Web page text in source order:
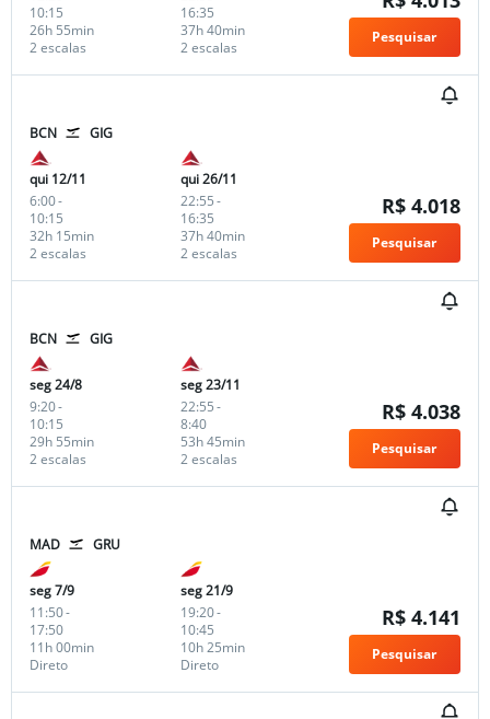
10:15
2 escalas
26h 55min
16:35
2 escalas
37h 40min Pesquisar
BCN GIG
qui 12/11
6:00-
10:15
2 escalas
32h 15min
qui 26/11
22:55-
16:35
2 escalas
37h 40min
R$ 4.018
Pesquisar
BCN GIG
seg 24/8
9:20-
10:15
2 escalas
29h 55min
seg 23/11
22:55-
8:40
2 escalas
53h 45min
R$ 4.038
Pesquisar
MAD GRU
seg 7/9
11:50-
17:50
Direto
11h 00min
seg 21/9
19:20-
10:45
Direto
10h 25min
R$ 4.141
Pesquisar